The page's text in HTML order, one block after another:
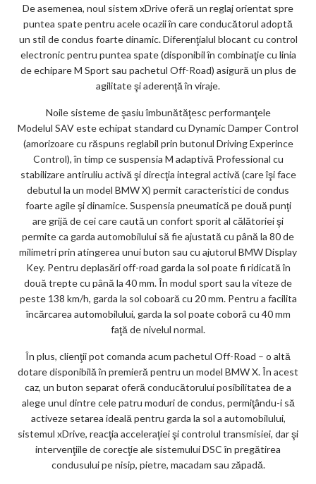
De asemenea, noul sistem xDrive oferă un reglaj orientat spre
puntea spate pentru acele ocazii în care conducătorul adoptă
un stil de condus foarte dinamic. Diferenţialul blocant cu control
electronic pentru puntea spate (disponibil în combinaţie cu linia
de echipare M Sport sau pachetul Off-Road) asigură un plus de
agilitate şi aderenţă în viraje.
Noile sisteme de şasiu îmbunătăţesc performanţele
Modelul SAV este echipat standard cu Dynamic Damper Control
(amorizoare cu răspuns reglabil prin butonul Driving Experince
Control), în timp ce suspensia M adaptivă Professional cu
stabilizare antiruliu activă şi direcţia integral activă (care îşi face
debutul la un model BMW X) permit caracteristici de condus
foarte agile şi dinamice. Suspensia pneumatică pe două punţi
are grijă de cei care caută un confort sporit al călătoriei şi
permite ca garda automobilului să fie ajustată cu până la 80 de
milimetri prin atingerea unui buton sau cu ajutorul BMW Display
Key. Pentru deplasări off-road garda la sol poate fi ridicată în
două trepte cu până la 40 mm. În modul sport sau la viteze de
peste 138 km/h, garda la sol coboară cu 20 mm. Pentru a facilita
încărcarea automobilului, garda la sol poate coborâ cu 40 mm
faţă de nivelul normal.
În plus, clienţii pot comanda acum pachetul Off-Road – o altă
dotare disponibilă în premieră pentru un model BMW X. În acest
caz, un buton separat oferă conducătorului posibilitatea de a
alege unul dintre cele patru moduri de condus, permiţându-i să
activeze setarea ideală pentru garda la sol a automobilului,
sistemul xDrive, reacţia acceleraţiei şi controlul transmisiei, dar şi
intervenţiile de corecţie ale sistemului DSC în pregătirea
condusului pe nisip, pietre, macadam sau zăpadă.